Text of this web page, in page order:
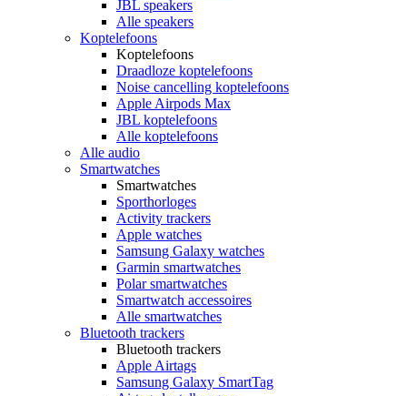
JBL speakers
Alle speakers
Koptelefoons
Koptelefoons
Draadloze koptelefoons
Noise cancelling koptelefoons
Apple Airpods Max
JBL koptelefoons
Alle koptelefoons
Alle audio
Smartwatches
Smartwatches
Sporthorloges
Activity trackers
Apple watches
Samsung Galaxy watches
Garmin smartwatches
Polar smartwatches
Smartwatch accessoires
Alle smartwatches
Bluetooth trackers
Bluetooth trackers
Apple Airtags
Samsung Galaxy SmartTag